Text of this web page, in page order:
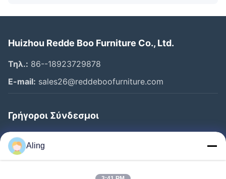
Huizhou Redde Boo Furniture Co., Ltd.
Τηλ.: 86--18923729878
E-mail: sales26@reddeboofurniture.com
Γρήγοροι Σύνδεσμοι
Αρχική Σελίδα
Προϊόντα
Aling